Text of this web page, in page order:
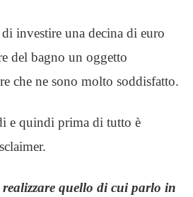
investire una decina di euro
del bagno un oggetto
che ne sono molto soddisfatto.
e quindi prima di tutto è
quello di cui parlo in